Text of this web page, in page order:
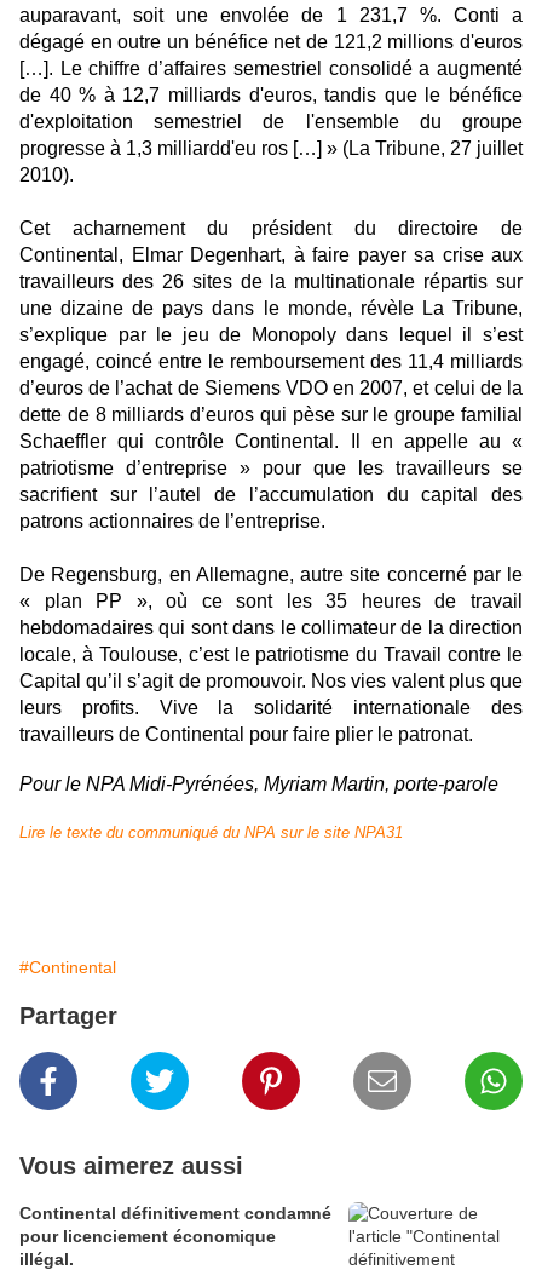
auparavant, soit une envolée de 1 231,7 %. Conti a
dégagé en outre un bénéfice net de 121,2 millions d'euros
[…]. Le chiffre d’affaires semestriel consolidé a augmenté
de 40 % à 12,7 milliards d'euros, tandis que le bénéfice
d'exploitation semestriel de l'ensemble du groupe
progresse à 1,3 milliardd'eu ros […] » (La Tribune, 27 juillet
2010).
Cet acharnement du président du directoire de
Continental, Elmar Degenhart, à faire payer sa crise aux
travailleurs des 26 sites de la multinationale répartis sur
une dizaine de pays dans le monde, révèle La Tribune,
s’explique par le jeu de Monopoly dans lequel il s’est
engagé, coincé entre le remboursement des 11,4 milliards
d’euros de l’achat de Siemens VDO en 2007, et celui de la
dette de 8 milliards d’euros qui pèse sur le groupe familial
Schaeffler qui contrôle Continental. Il en appelle au «
patriotisme d’entreprise » pour que les travailleurs se
sacrifient sur l’autel de l’accumulation du capital des
patrons actionnaires de l’entreprise.
De Regensburg, en Allemagne, autre site concerné par le
« plan PP », où ce sont les 35 heures de travail
hebdomadaires qui sont dans le collimateur de la direction
locale, à Toulouse, c’est le patriotisme du Travail contre le
Capital qu’il s’agit de promouvoir. Nos vies valent plus que
leurs profits. Vive la solidarité internationale des
travailleurs de Continental pour faire plier le patronat.
Pour le NPA Midi-Pyrénées, Myriam Martin, porte-parole
Lire le texte du communiqué du NPA sur le site NPA31
#Continental
Partager
Vous aimerez aussi
Continental définitivement condamné
pour licenciement économique
illégal.